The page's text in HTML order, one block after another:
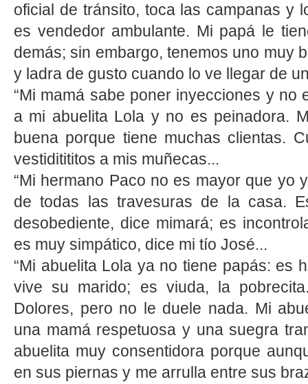
oficial de tránsito, toca las campanas y
es vendedor ambulante. Mi papá le
demás; sin embargo, tenemos uno muy
y ladra de gusto cuando lo ve llegar de
“Mi mamá sabe poner inyecciones y no
a mi abuelita Lola y no es peinadora.
buena porque tiene muchas clientas.
vestiditititos a mis muñecas...
“Mi hermano Paco no es mayor que yo
de todas las travesuras de la casa.
desobediente, dice mimará; es
es muy simpático, dice mi tío José...
“Mi abuelita Lola ya no tiene papás: es
vive su marido; es viuda, la
Dolores, pero no le duele nada. Mi
una mamá respetuosa y una suegra
abuelita muy consentidora porque
en sus piernas y me arrulla entre sus